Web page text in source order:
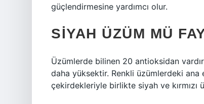
güçlendirmesine yardımcı olur.
SIYAH ÜZÜM MÜ
Üzümlerde bilinen 20 antioksidan
daha yüksektir. Renkli üzümlerdeki
çekirdekleriyle birlikte siyah ve kırmızı